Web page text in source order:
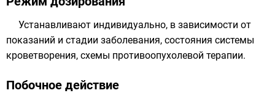
Устанавливают индивидуально, в зависимости от
показаний и стадии заболевания, состояния системы
кроветворения, схемы противоопухолевой терапии.
Побочное действие